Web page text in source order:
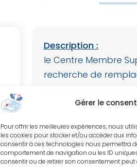
Gérer le
Pour offrir les meilleures expériences, nous
les cookies pour stocker et/ou accéder aux
consentir à ces technologies nous permettra
comportement de navigation ou les ID
consentir ou de retirer son consentement
Description :
le Centre Membre
recherche de
d’urgences non
périodes de congés
Et
recherche d’un
poignet.